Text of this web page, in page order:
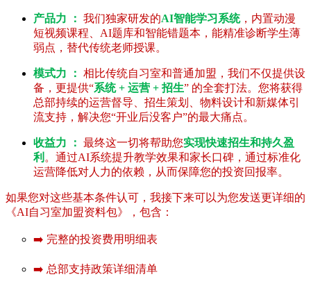
产品力 ： 我们独家研发的AI智能学习系统，内置动漫
短视频课程、AI题库和智能错题本，能精准诊断学生薄
弱点，替代传统老师授课。
模式力 ： 相比传统自习室和普通加盟，我们不仅提供设
备，更提供“系统 + 运营 + 招生” 的全套打法。您将获得
总部持续的运营督导、招生策划、物料设计和新媒体引
流支持，解决您“开业后没客户”的最大痛点。
收益力 ： 最终这一切将帮助您实现快速招生和持久盈
利 。通过AI系统提升教学效果和家长口碑，通过标准化
运营降低对人力的依赖，从而保障您的投资回报率。
如果您对这些基本条件认可，我接下来可以为您发送更详细的
《AI自习室加盟资料包》，包含：
➡️ 完整的投资费用明细表
➡️ 总部支持政策详细清单